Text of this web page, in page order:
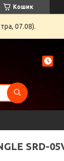
Кошик
07.08).
SRD-